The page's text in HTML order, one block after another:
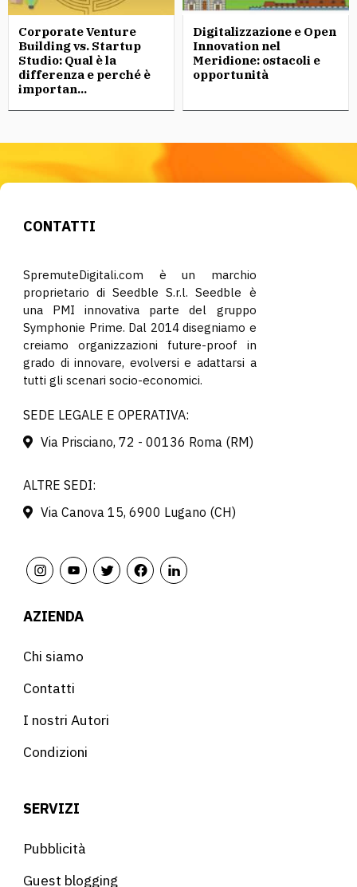
Corporate Venture
Building vs. Startup
Studio: Qual è la
differenza e perché è
importan...
Digitalizzazione e Open
Innovation nel
Meridione: ostacoli e
opportunità
CONTATTI
SpremuteDigitali.com è un marchio
proprietario di Seedble S.r.l. Seedble è
una PMI innovativa parte del gruppo
Symphonie Prime. Dal 2014 disegniamo e
creiamo organizzazioni future-proof in
grado di innovare, evolversi e adattarsi a
tutti gli scenari socio-economici.
SEDE LEGALE E OPERATIVA:
Via Prisciano, 72 - 00136 Roma (RM)
ALTRE SEDI:
Via Canova 15, 6900 Lugano (CH)
AZIENDA
Chi siamo
Contatti
I nostri Autori
Condizioni
SERVIZI
Pubblicità
Guest blogging